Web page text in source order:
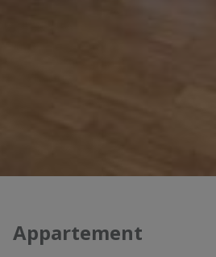
Appartement